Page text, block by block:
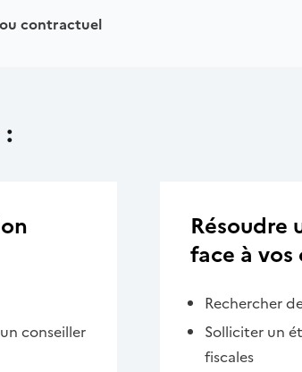
contractuel
conseiller
Résoudre
face à vos
Rechercher
Solliciter un
fiscales